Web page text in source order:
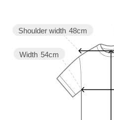
Width 54cm
Shoulder width 48cm